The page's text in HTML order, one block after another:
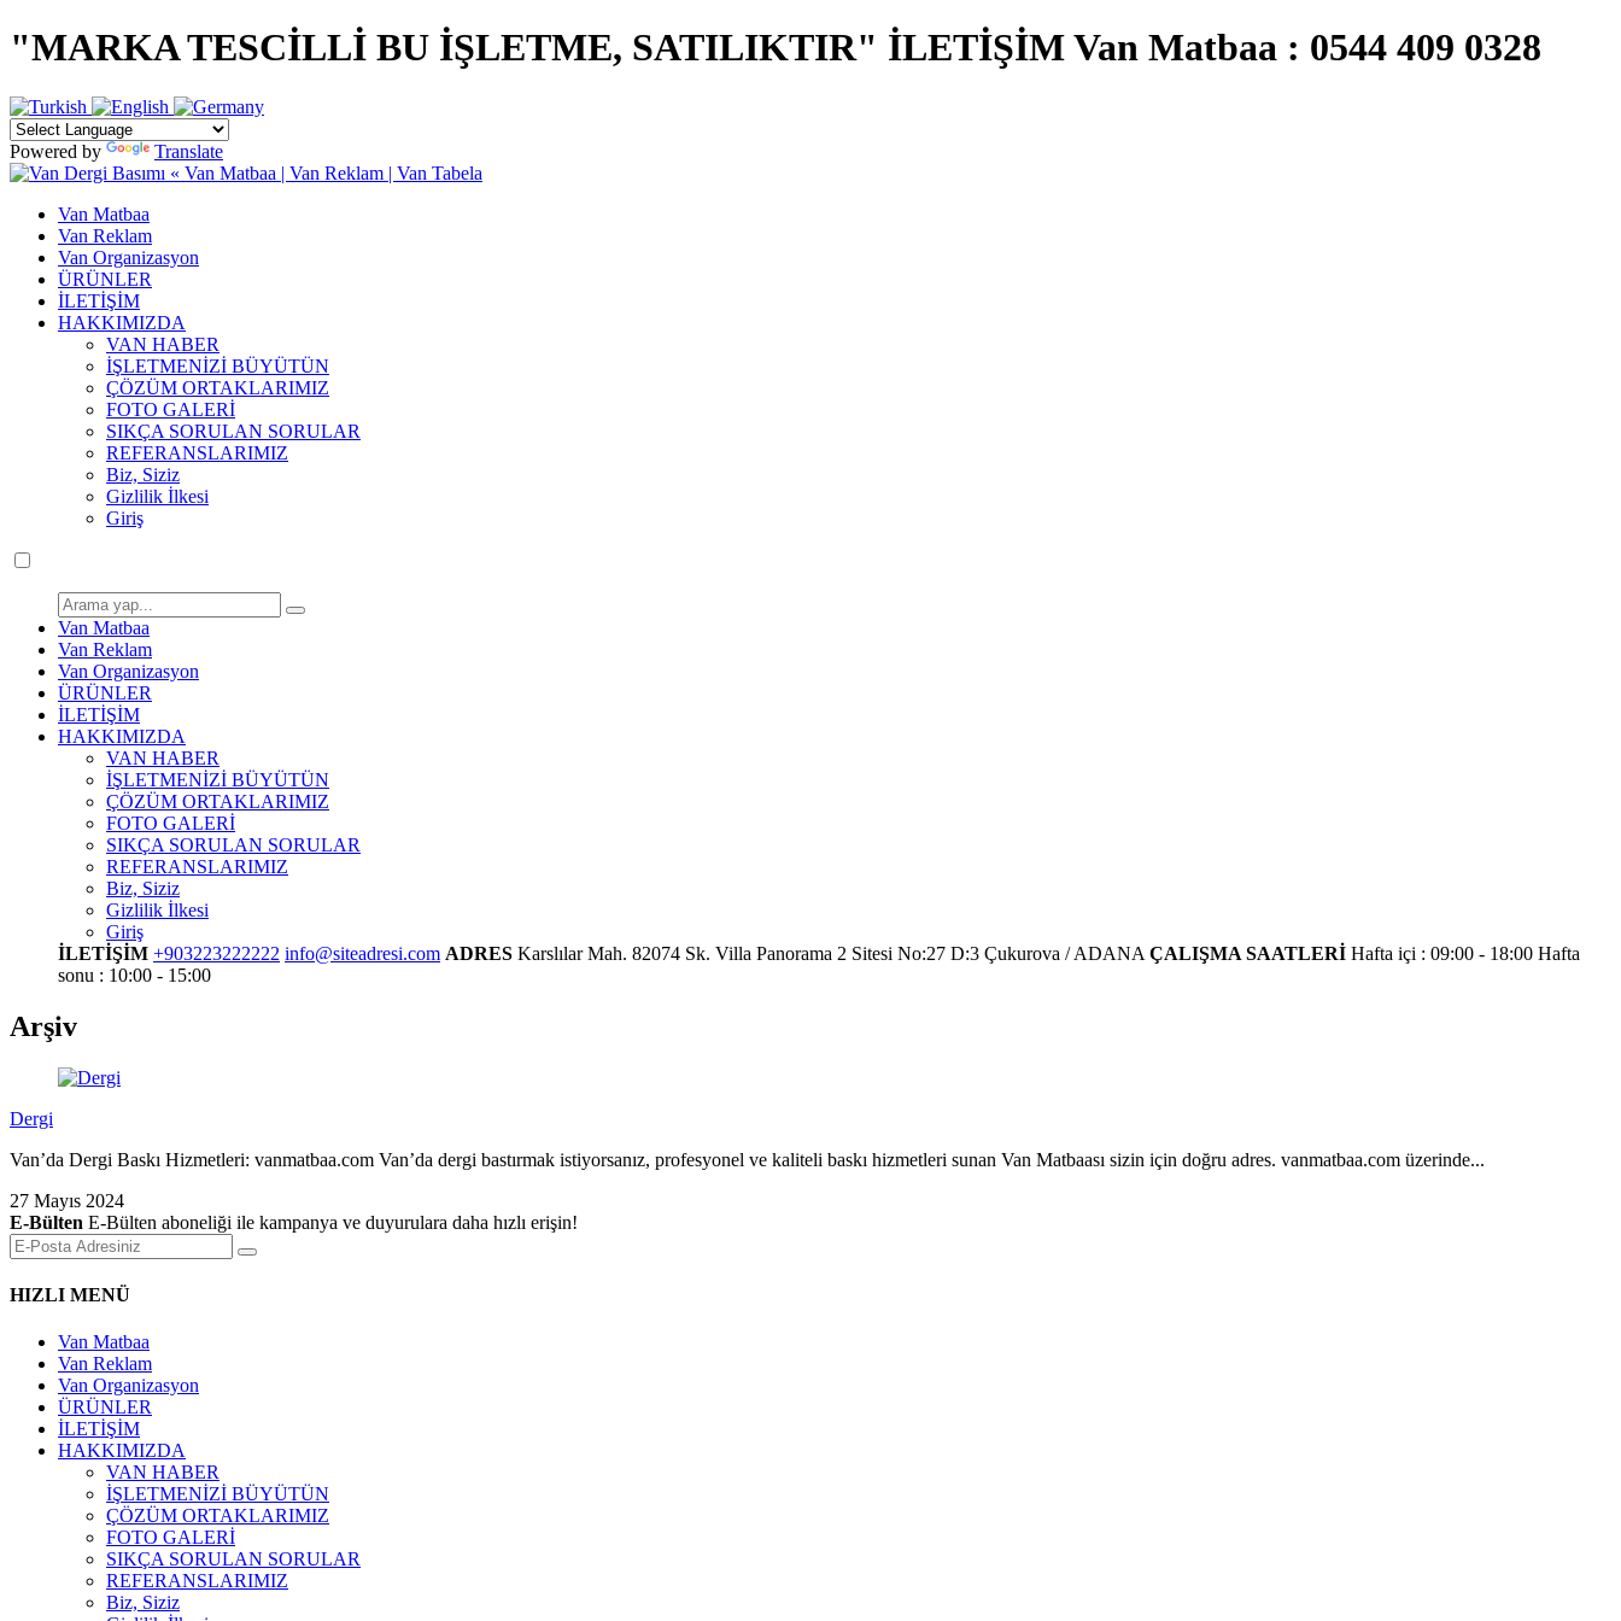
"MARKA TESCİLLİ BU İŞLETME, SATILIKTIR" İLETİŞİM Van Matbaa : 0544 409 0328
Powered by Translate
Van Matbaa
Van Reklam
Van Organizasyon
ÜRÜNLER
İLETİŞİM
HAKKIMIZDA
VAN HABER
İŞLETMENİZİ BÜYÜTÜN
ÇÖZÜM ORTAKLARIMIZ
FOTO GALERİ
SIKÇA SORULAN SORULAR
REFERANSLARIMIZ
Biz, Siziz
Gizlilik İlkesi
Giriş
Van Matbaa
Van Reklam
Van Organizasyon
ÜRÜNLER
İLETİŞİM
HAKKIMIZDA
VAN HABER
İŞLETMENİZİ BÜYÜTÜN
ÇÖZÜM ORTAKLARIMIZ
FOTO GALERİ
SIKÇA SORULAN SORULAR
REFERANSLARIMIZ
Biz, Siziz
Gizlilik İlkesi
Giriş
İLETİŞİM +903223222222 info@siteadresi.com ADRES Karslılar Mah. 82074 Sk. Villa Panorama 2 Sitesi No:27 D:3 Çukurova / ADANA ÇALIŞMA SAATLERİ Hafta içi : 09:00 - 18:00 Hafta
sonu : 10:00 - 15:00
Arşiv
Dergi
Van’da Dergi Baskı Hizmetleri: vanmatbaa.com Van’da dergi bastırmak istiyorsanız, profesyonel ve kaliteli baskı hizmetleri sunan Van Matbaası sizin için doğru adres. vanmatbaa.com üzerinde...
27 Mayıs 2024
E-Bülten E-Bülten aboneliği ile kampanya ve duyurulara daha hızlı erişin!
HIZLI MENÜ
Van Matbaa
Van Reklam
Van Organizasyon
ÜRÜNLER
İLETİŞİM
HAKKIMIZDA
VAN HABER
İŞLETMENİZİ BÜYÜTÜN
ÇÖZÜM ORTAKLARIMIZ
FOTO GALERİ
SIKÇA SORULAN SORULAR
REFERANSLARIMIZ
Biz, Siziz